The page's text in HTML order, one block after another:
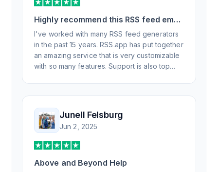
Highly recommend this RSS feed email
/ widget generator service.
I've worked with many RSS feed generators
in the past 15 years. RSS.app has put together
an amazing service that is very customizable
with so many features. Support is also top
professionally. Highly recommend for all your
RSS feed needs. Our trucking news hub
website couldn't work without it. Thank you.
Junell Felsburg
Jun 2, 2025
Above and Beyond Help